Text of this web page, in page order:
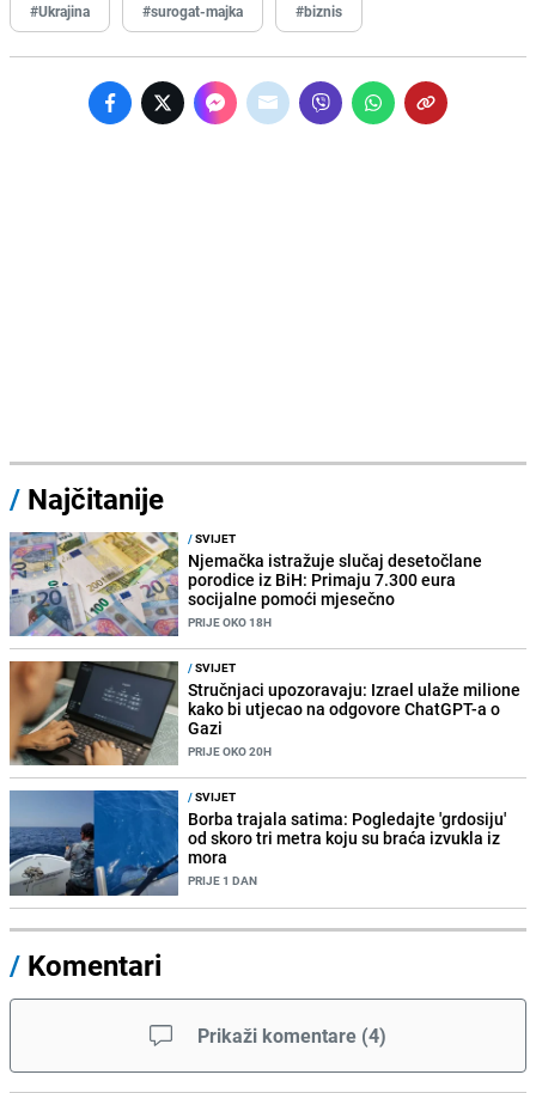
#Ukrajina #surogat-majka #biznis
/ Najčitanije
/SVIJET
Njemačka istražuje slučaj desetočlane
porodice iz BiH: Primaju 7.300 eura
socijalne pomoći mjesečno
PRIJE OKO 18H
/SVIJET
Stručnjaci upozoravaju: Izrael ulaže milione
kako bi utjecao na odgovore ChatGPT-a o
Gazi
PRIJE OKO 20H
/SVIJET
Borba trajala satima: Pogledajte 'grdosiju'
od skoro tri metra koju su braća izvukla iz
mora
PRIJE 1 DAN
/ Komentari
Prikaži komentare (4)